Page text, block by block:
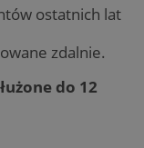
ostatnich lat
zdalnie.
do 12